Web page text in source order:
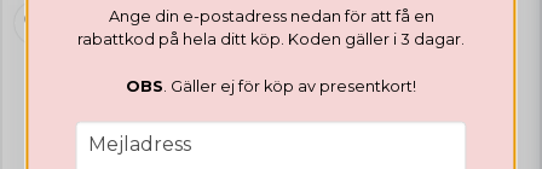
Ange din e-postadress nedan för att få en
rabattkod på hela ditt köp. Koden gäller i 3 dagar.
OBS . Gäller ej för köp av presentkort!
email
Mejladress